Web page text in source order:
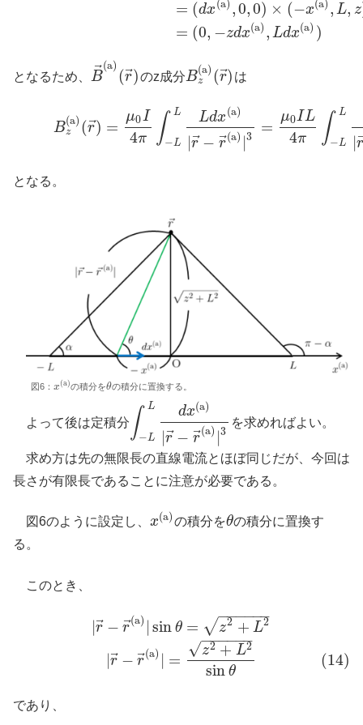
= (dx(a) ,0,0) × (−x(a) , L, z
= (0, −zdx(a) , Ldx(a) )
となるため、 B⃗(a)
(r⃗
)
B→ (a)( r→)
のz成分B
(a)
z (r⃗
)
Bz(a)(r→)
は
B
(a)
z (r⃗
) =
μ0I
4π ∫ L
−L
Ldx(a)
|r⃗− r⃗
(a) |3
=
μ0IL
4π ∫ L
−L |
(a) I4π ∫− LLd (a)|r→−r→ =μ0 IL4 −LL
となる。
図6： x(a)
x(a)の積分をθ
θの積分に置換する。
よって後は定積分 ∫ L
−L
dx(a)
|r⃗− r⃗
(a) |3
− dx(a)|r→−r→ (a)|3
を求めればよい。
求め方は先の無限長の直線電流とほぼ同じだが、今回は
長さが有限長であることに注意が必要である。
図6のように設定し、 x(a)
x(a)の積分をθ
θの積分に置換す
る。
このとき、
|r ⃗− r⃗
(a) | sin θ = z2 + L2
− −
−−−−
√
|r − r⃗
(a) | =
z2 + L2
− −
−−−−
√
sin θ
(14)
(a)|sin θ=z2 +L2 (14) −r→ (a) |=z
であり、